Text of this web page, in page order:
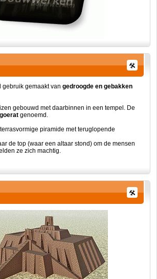
gebruik gemaakt van gedroogde en gebakken
gebouwd met daarbinnen in een tempel. De
genoemd.
piramide met teruglopende
de top (waar een altaar stond) om de mensen
ze zich machtig.